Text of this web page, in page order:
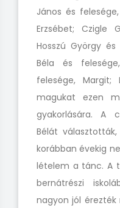
János és
Erzsébet; Czigle
Hosszú György
Béla és
felesége, Margit;
magukat ezen
gyakorlására. A
Bélát
korábban évekig
lételem a tánc. A
bernátrészi
nagyon jól érezték